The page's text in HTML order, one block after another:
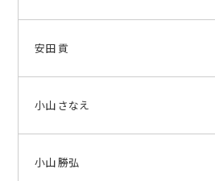
安田 貢
小山 さなえ
小山 勝弘